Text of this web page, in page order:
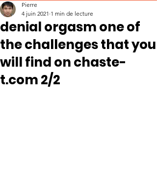
denial orgasm one of
the challenges that you
will find on chaste-
t.com 2/2
Pierre
4 juin 2021 1 min de lecture